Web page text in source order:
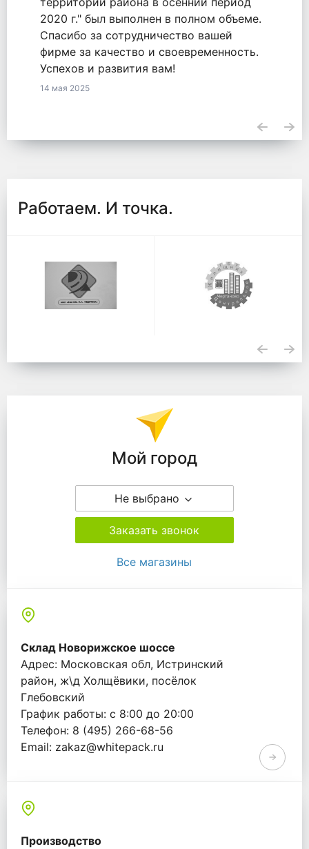
2020 г." был выполнен в полном объеме.
Спасибо за сотрудничество вашей
фирме за качество и своевременность.
Успехов и развития вам!
14 мая 2025
Работаем. И точка.
Мой город
Не выбрано
Заказать звонок
Все магазины
Склад Новорижское шоссе
Адрес: Московская обл, Истринский
район, ж\д Холщёвики, посёлок
Глебовский
График работы: с 8:00 до 20:00
Телефон: 8 (495) 266-68-56
Email: zakaz@whitepack.ru
Производство